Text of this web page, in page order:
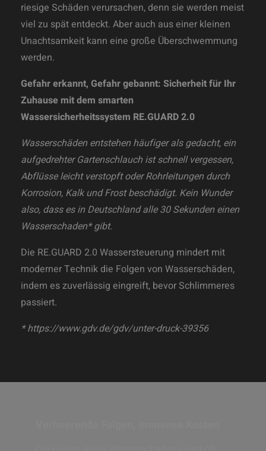
riesige Schäden verursachen, denn sie werden meist
viel zu spät entdeckt. Aber auch aus einer kleinen
Unachtsamkeit kann eine große Überschwemmung
werden.
Gefahr erkannt, Gefahr gebannt: Sicherheit für Ihr
Zuhause mit dem smarten
Wassersicherheitssystem RE.GUARD 2.0
Wasserschäden entstehen häufiger als gedacht, ein
aufgedrehter Gartenschlauch ist schnell vergessen,
Abflüsse leicht verstopft oder Rohrleitungen durch
Korrosion, Kalk und Frost beschädigt. Kein Wunder
also, dass es in Deutschland alle 30 Sekunden einen
Wasserschaden* gibt.
Die RE.GUARD 2.0 Wassersteuerung mindert mit
moderner Technik die Folgen von Wasserschäden,
indem es zuverlässig eingreift, bevor Schlimmeres
passiert.
*https://www.gdv.de/gdv/unter-druck-39356